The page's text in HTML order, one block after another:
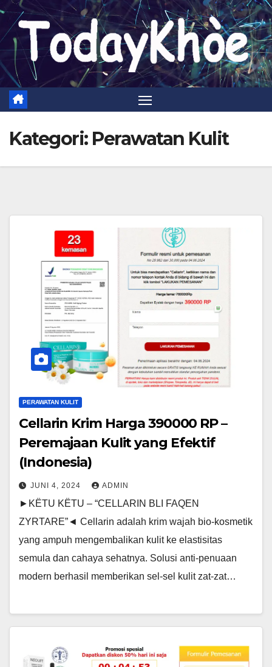
Skip
content
Kategori: Perawatan Kulit
PERAWATAN KULIT
Cellarin Krim Harga 390000 RP –
Peremajaan Kulit yang Efektif
(Indonesia)
JUNI 4, 2024 ADMIN
►KËTU KËTU – “CELLARIN BLI FAQEN
ZYRTARE”◄ Cellarin adalah krim wajah bio-kosmetik
yang ampuh mengembalikan kulit ke elastisitas
semula dan cahaya sehatnya. Solusi anti-penuaan
modern berhasil memberikan sel-sel kulit zat-zat…